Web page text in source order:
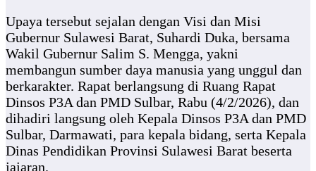
Upaya tersebut sejalan dengan Visi dan Misi
Gubernur Sulawesi Barat, Suhardi Duka, bersama
Wakil Gubernur Salim S. Mengga, yakni
membangun sumber daya manusia yang unggul dan
berkarakter. Rapat berlangsung di Ruang Rapat
Dinsos P3A dan PMD Sulbar, Rabu (4/2/2026), dan
dihadiri langsung oleh Kepala Dinsos P3A dan PMD
Sulbar, Darmawati, para kepala bidang, serta Kepala
Dinas Pendidikan Provinsi Sulawesi Barat beserta
jajaran.